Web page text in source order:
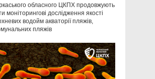
обласного ЦКПХ продовжують
моніторингові дослідження якості
водойм акваторії пляжів,
пляжів